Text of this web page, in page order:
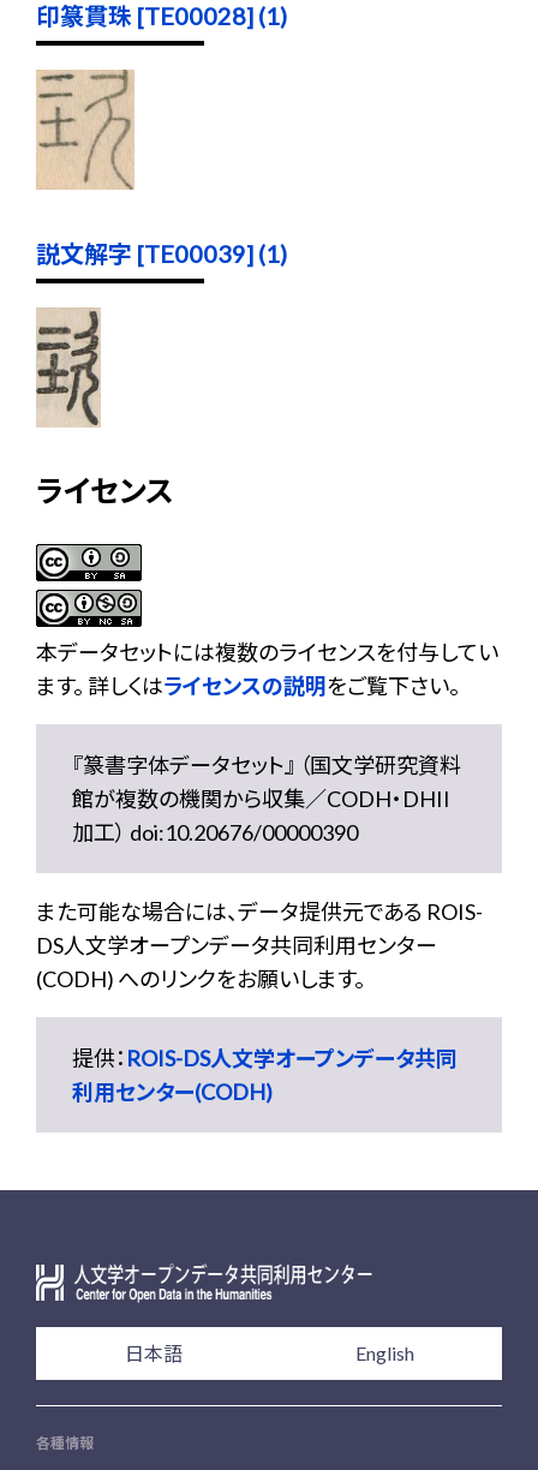
印篆貫珠 [TE00028] (1)
説文解字 [TE00039] (1)
ライセンス
本データセットには複数のライセンスを付与してい
ます。 詳しくはライセンスの説明をご覧下さい。
『篆書字体データセット』 （国文学研究資料
館が複数の機関から収集／CODH・DHII
加工） doi:10.20676/00000390
また可能な場合には、データ提供元である ROIS-
DS人文学オープンデータ共同利用センター
(CODH) へのリンクをお願いします。
提供： ROIS-DS人文学オープンデータ共同
利用センター(CODH)
日本語 English
各種情報